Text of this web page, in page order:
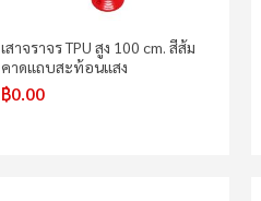
เสาจราจร TPU สูง 100 cm. สีส้ม
คาดแถบสะท้อนแสง
฿0.00